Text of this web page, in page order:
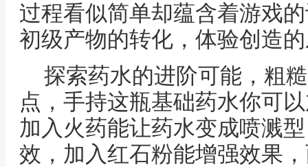
过程看似简单却蕴含着游戏
初级产物的转化，体验创造
探索药水的进阶可能，粗
点，手持这瓶基础药水你可
加入火药能让药水变成喷溅
效，加入红石粉能增强效果